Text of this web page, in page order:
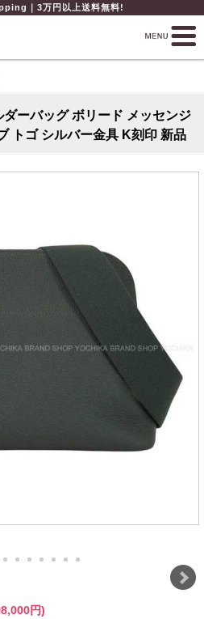
｜3万円以上送料無料!
ーバッグ ボリード メッセンジ
トゴ シルバー金具 K刻印 新品
円)